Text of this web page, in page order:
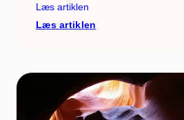
Læs artiklen
Læs artiklen
3:
Layouts,
rammer
og